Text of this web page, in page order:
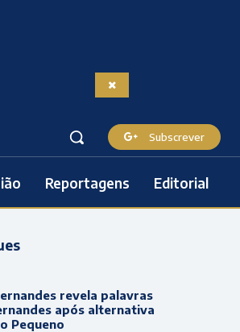
Subscrever
Reportagens Editorial
revela palavras
após alternativa
Pequeno